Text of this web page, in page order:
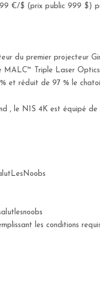
€/$ (prix public 999 $)
du premier projecteur
Triple Laser
et réduit de 97 % le
, le N1S 4K est équipé
les conditions